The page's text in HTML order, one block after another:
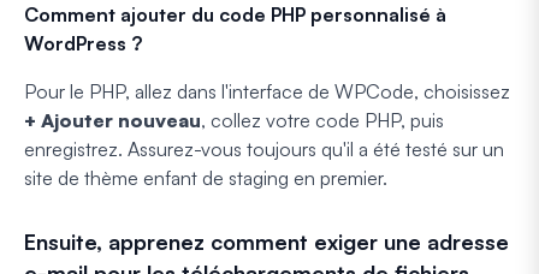
Comment ajouter du code PHP personnalisé à
WordPress ?
Pour le PHP, allez dans l'interface de WPCode, choisissez
+ Ajouter nouveau, collez votre code PHP, puis
enregistrez. Assurez-vous toujours qu'il a été testé sur un
site de thème enfant de staging en premier.
Ensuite, apprenez comment exiger une adresse